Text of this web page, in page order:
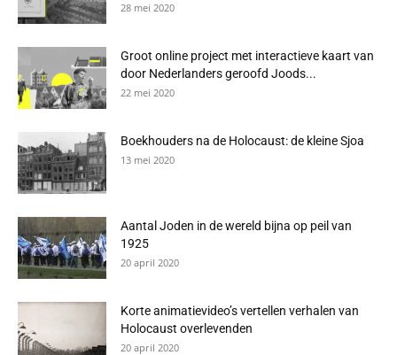
28 mei 2020
Groot online project met interactieve kaart van
door Nederlanders geroofd Joods...
22 mei 2020
Boekhouders na de Holocaust: de kleine Sjoa
13 mei 2020
Aantal Joden in de wereld bijna op peil van
1925
20 april 2020
Korte animatievideo’s vertellen verhalen van
Holocaust overlevenden
20 april 2020